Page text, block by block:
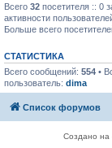
Всего 32 посетителя :: 0
активности
Больше всего
СТАТИСТИКА
Всего сообщений: 554 •
пользователь: dima
Список форумов
Создано на